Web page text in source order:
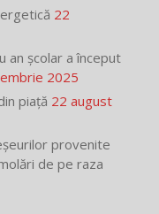
22
an școlar a început
2025
piață 22 august
provenite
de pe raza